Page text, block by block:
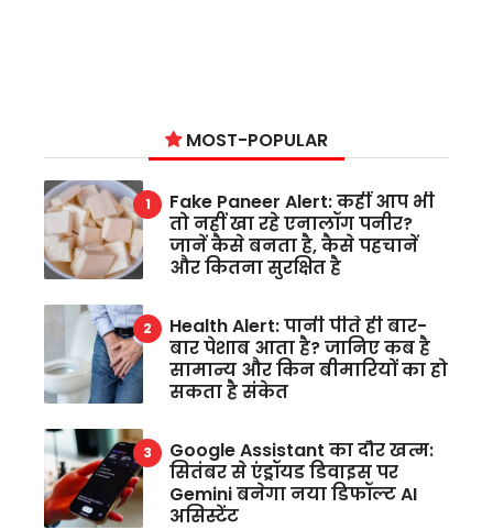
MOST-POPULAR
Fake Paneer Alert: कहीं आप भी
तो नहीं खा रहे एनालॉग पनीर?
जानें कैसे बनता है, कैसे पहचानें
और कितना सुरक्षित है
Health Alert: पानी पीते ही बार-
बार पेशाब आता है? जानिए कब है
सामान्य और किन बीमारियों का हो
सकता है संकेत
Google Assistant का दौर खत्म:
सितंबर से एंड्रॉयड डिवाइस पर
Gemini बनेगा नया डिफॉल्ट AI
असिस्टेंट